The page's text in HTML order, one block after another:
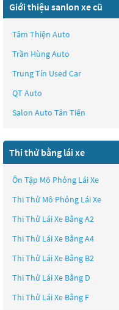
Giới thiệu sanlon xe cũ
Tâm Thiện Auto
Trần Hùng Auto
Trung Tín Used Car
QT Auto
Salon Auto Tân Tiến
Thi thử bằng lái xe
Ôn Tập Mô Phỏng Lái Xe
Thi Thử Mô Phỏng Lái Xe
Thi Thử Lái Xe Bằng A2
Thi Thử Lái Xe Bằng A4
Thi Thử Lái Xe Bằng B2
Thi Thử Lái Xe Bằng D
Thi Thử Lái Xe Bằng F